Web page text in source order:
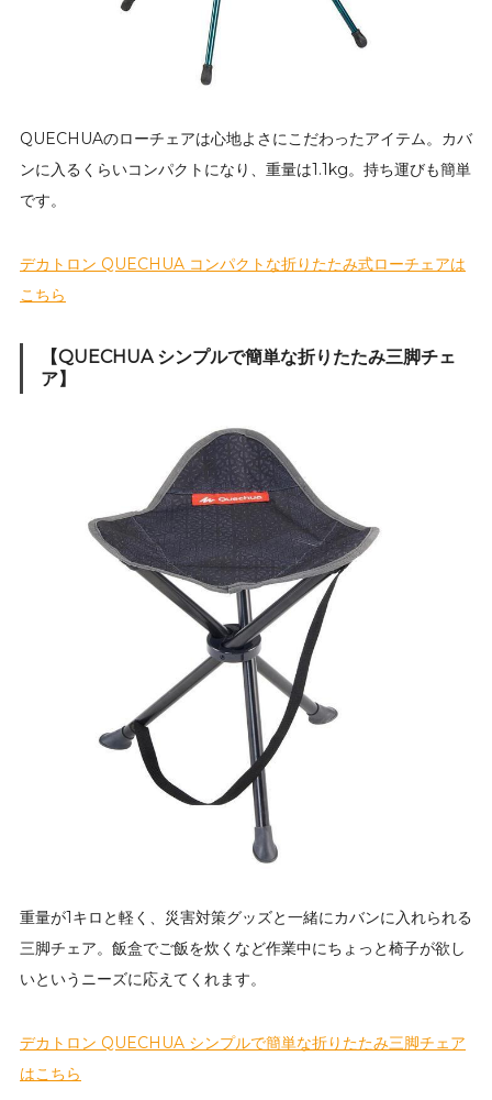
QUECHUAのローチェアは心地よさにこだわったアイテム。カバ
ンに入るくらいコンパクトになり、重量は1.1kg。持ち運びも簡単
です。
デカトロン QUECHUA コンパクトな折りたたみ式ローチェアは
こちら
【QUECHUA シンプルで簡単な折りたたみ三脚チェ
ア】
重量が1キロと軽く、災害対策グッズと一緒にカバンに入れられる
三脚チェア。飯盒でご飯を炊くなど作業中にちょっと椅子が欲し
いというニーズに応えてくれます。
デカトロン QUECHUA シンプルで簡単な折りたたみ三脚チェア
はこちら